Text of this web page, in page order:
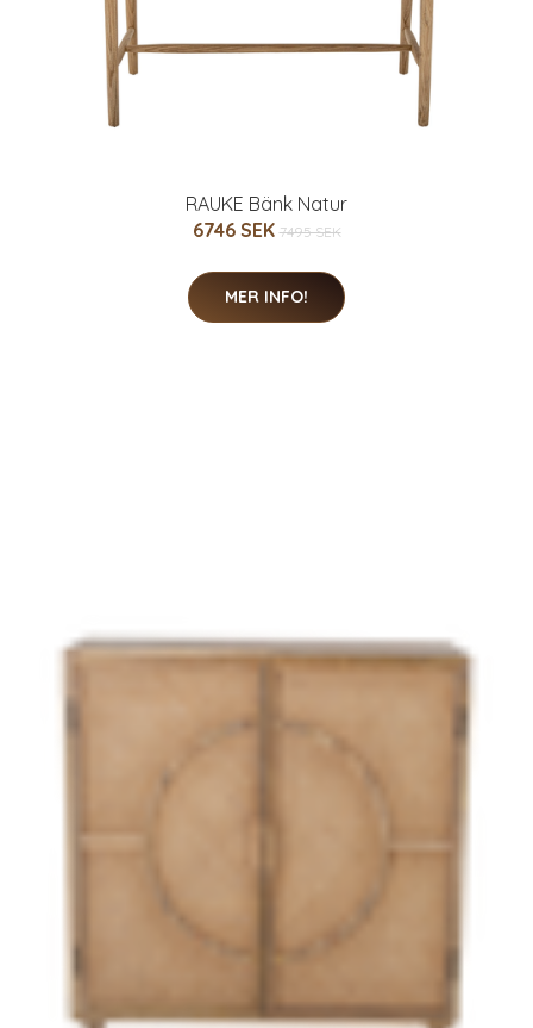
RAUKE Bänk Natur
6746 SEK 7495 SEK
MER INFO!